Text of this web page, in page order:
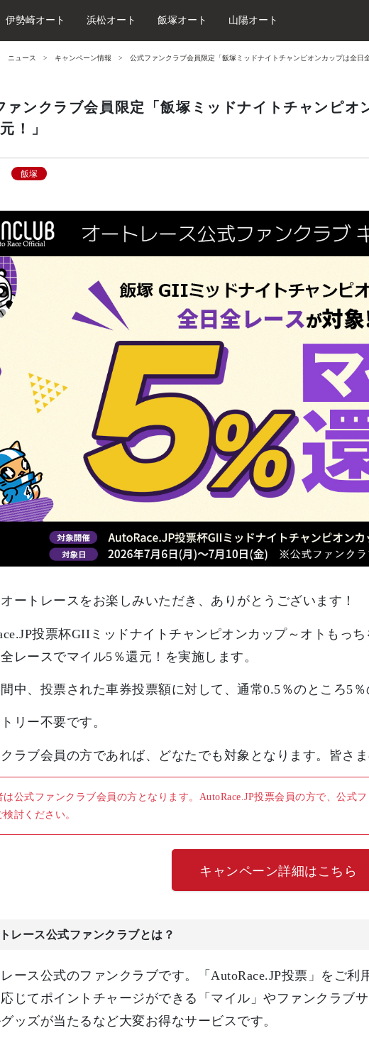
伊勢崎オート 浜松オート 飯塚オート 山陽オート
ニュース キャンペーン情報 公式ファンクラブ会員限定「飯塚ミッドナイトチャンピオンカップは全日
ァンクラブ会員限定「飯塚ミッドナイトチャンピオ
！」
飯塚
ートレースをお楽しみいただき、ありがとうございます！
投票杯GIIミッドナイトチャンピオンカップ～オトもっ
レースでマイル5％還元！を実施します。
中、投票された車券投票額に対して、通常0.5％のところ5％
リー不要です。
ラブ会員の方であれば、どなたでも対象となります。皆さ
は公式ファンクラブ会員の方となります。AutoRace.JP投票会員の方で、公式
討ください。
キャンペーン詳細はこちら
レース公式ファンクラブとは？
ース公式のファンクラブです。「AutoRace.JP投票」をご
じてポイントチャージができる「マイル」やファンクラブ
ッズが当たるなど大変お得なサービスです。